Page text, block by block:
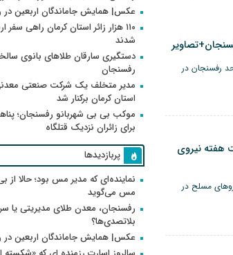
رفسنجان در
هفته نیروی
مسلح در
عکس| همایش جاماندگان اربعین در
۱۱۰ هزار زائر استان کرمان راهی سفر
شدند
دستگیری سارقان طلاهای بانوی
رفسنجان
مدیر متخلف یک شرکت صنعتی
استان کرمان برکنار شد
موکب بی بی شهربانو رفسنجان؛
برای زائران نزدیک قتلگاه
پربازدیدها
نماینده‌ای که مدیر مس بود؛ حالا از
مس می‌گوید
رفسنجان، معدن طلای مدیریتی یا
بلاتصدی‌ها؟
عکس| همایش جاماندگان اربعین در